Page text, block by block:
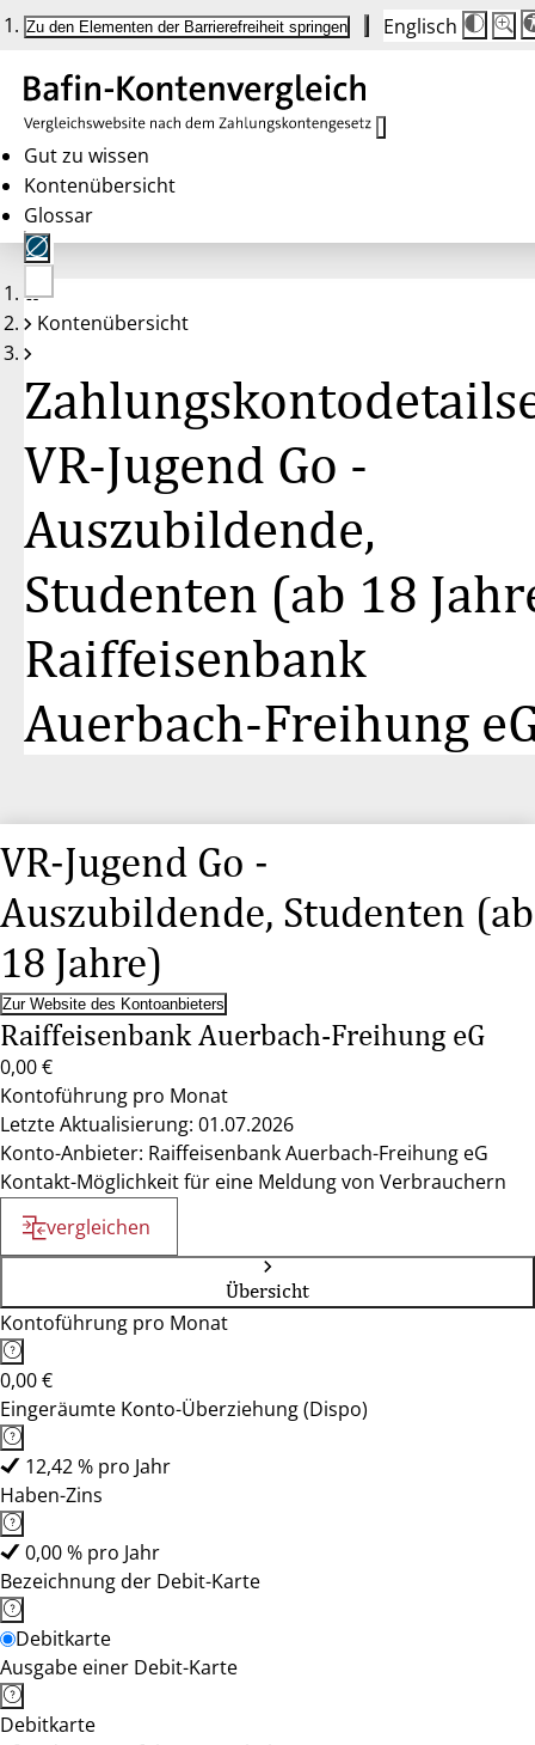
Zu den Elementen der Barrierefreiheit springen Englisch
Die
auf
100
100
Gut zu wissen
Kontenübersicht
Glossar
Keine
Konten
Kontenübersicht
VR-Jugend Go -
Auszubildende,
Studenten (ab 18
Raiffeisenbank
Auerbach-Freihung
VR-Jugend Go -
Auszubildende, Studenten (ab
18 Jahre)
Zur Website des Kontoanbieters
Raiffeisenbank Auerbach-Freihung eG
0,00 €
Kontoführung pro Monat
Letzte Aktualisierung: 01.07.2026
Konto-Anbieter: Raiffeisenbank Auerbach-Freihung eG
Kontakt-Möglichkeit für eine Meldung von Verbrauchern
vergleichen
Übersicht
Kontoführung pro Monat
0,00 €
Eingeräumte Konto-Überziehung (Dispo)
12,42 % pro Jahr
Haben-Zins
0,00 % pro Jahr
Bezeichnung der Debit-Karte
Debitkarte
Ausgabe einer Debit-Karte
Debitkarte